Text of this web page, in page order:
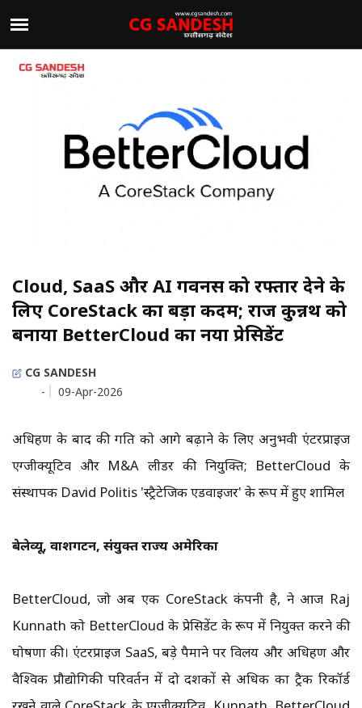
Cloud, SaaS और AI गवर्नेंस को रफ्तार देने के
लिए CoreStack का बड़ा कदम; राज कुन्नथ को
बनाया BetterCloud का नया प्रेसिडेंट
CG SANDESH
-
09-Apr-2026
अधिग्रहण के बाद की गति को आगे बढ़ाने के लिए अनुभवी एंटरप्राइज
एग्जीक्यूटिव और M&A लीडर की नियुक्ति; BetterCloud के
संस्थापक David Politis 'स्ट्रैटेजिक एडवाइजर' के रूप में हुए शामिल
बेलेव्यू, वाशिंगटन, संयुक्त राज्य अमेरिका
BetterCloud, जो अब एक CoreStack कंपनी है, ने आज Raj
Kunnath को BetterCloud के प्रेसिडेंट के रूप में नियुक्त करने की
घोषणा की। एंटरप्राइज SaaS, बड़े पैमाने पर विलय और अधिग्रहण और
वैश्विक प्रौद्योगिकी परिवर्तन में दो दशकों से अधिक का ट्रैक रिकॉर्ड